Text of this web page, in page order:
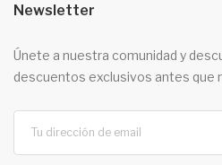
Newsletter
Únete a nuestra comunidad y
descuentos exclusivos antes que